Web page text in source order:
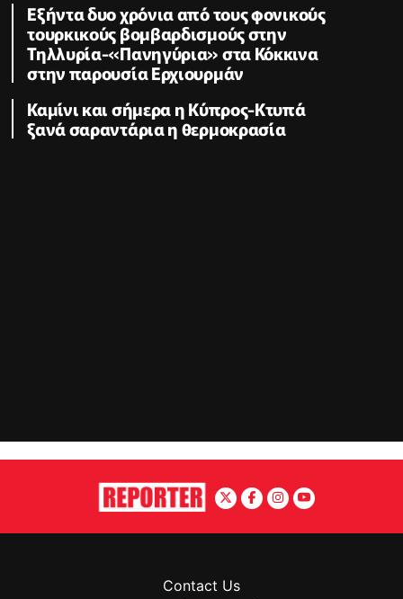
Εξήντα δυο χρόνια από τους φονικούς
τουρκικούς βομβαρδισμούς στην
Τηλλυρία-«Πανηγύρια» στα Κόκκινα
στην παρουσία Ερχιουρμάν
Καμίνι και σήμερα η Κύπρος-Κτυπά
ξανά σαραντάρια η θερμοκρασία
Contact Us